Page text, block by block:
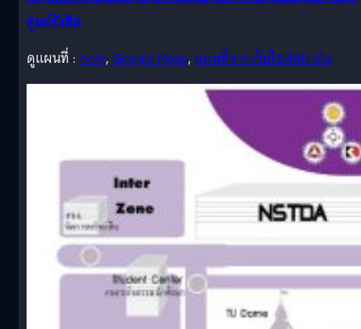
ศูนย์รังสิต
ดูแผนที่ : here, Google Maps, แผนที่จากเว็บไซต์สถาบัน